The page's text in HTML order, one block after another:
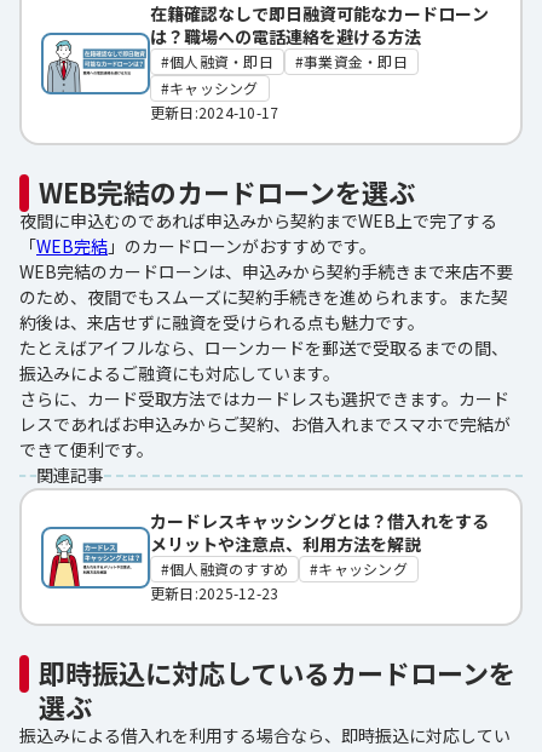
在籍確認なしで即日融資可能なカードローン
は？職場への電話連絡を避ける方法
個人融資・即日
事業資金・即日
キャッシング
更新日:2024-10-17
WEB完結のカードローンを選ぶ
夜間に申込むのであれば申込みから契約までWEB上で完了する
「WEB完結 」のカードローンがおすすめです。
WEB完結のカードローンは、申込みから契約手続きまで来店不要
のため、夜間でもスムーズに契約手続きを進められます。また契
約後は、来店せずに融資を受けられる点も魅力です。
たとえばアイフルなら、ローンカードを郵送で受取るまでの間、
振込みによるご融資にも対応しています。
さらに、カード受取方法ではカードレスも選択できます。カード
レスであればお申込みからご契約、お借入れまでスマホで完結が
できて便利です。
関連記事
カードレスキャッシングとは？借入れをする
メリットや注意点、利用方法を解説
個人融資のすすめ
キャッシング
更新日:2025-12-23
即時振込に対応しているカードローンを
選ぶ
振込みによる借入れを利用する場合なら、即時振込に対応してい